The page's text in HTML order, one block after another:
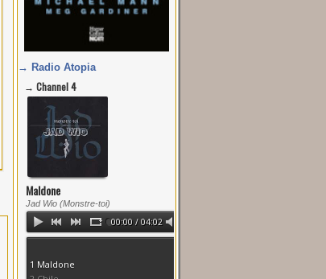
→ Radio Atopia